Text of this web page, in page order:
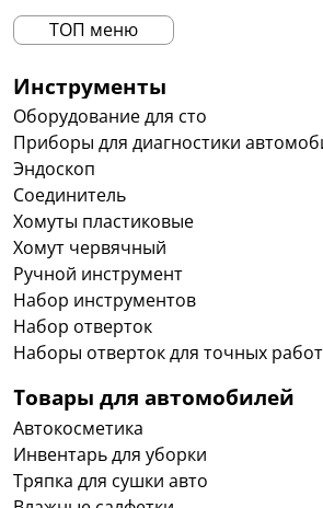
ТОП меню
Инструменты
Оборудование для сто
Приборы для диагностики
Эндоскоп
Соединитель
Хомуты пластиковые
Хомут червячный
Ручной инструмент
Набор инструментов
Набор отверток
Наборы отверток для точных работ
Товары для автомобилей
Автокосметика
Инвентарь для уборки
Тряпка для сушки авто